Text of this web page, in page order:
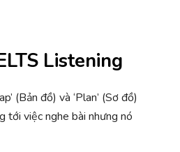
Listening
(Bản đồ) và ‘Plan’ (Sơ đồ)
tới việc nghe bài nhưng nó